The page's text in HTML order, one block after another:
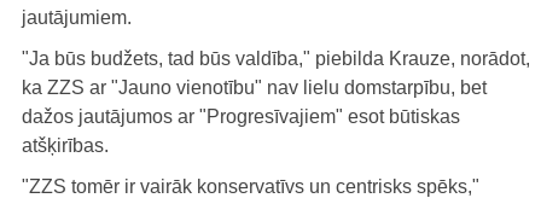
jautājumiem.
"Ja būs budžets, tad būs valdība," piebilda Krauze, norādot,
ka ZZS ar "Jauno vienotību" nav lielu domstarpību, bet
dažos jautājumos ar "Progresīvajiem" esot būtiskas
atšķirības.
"ZZS tomēr ir vairāk konservatīvs un centrisks spēks,"